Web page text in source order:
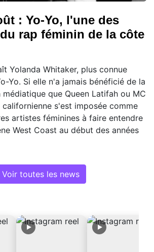
: Yo-Yo, l'une des
rap féminin de la côte
Yolanda Whitaker, plus connue
Yo. Si elle n'a jamais bénéficié de la
que Queen Latifah ou MC
californienne s'est imposée comme
artistes féminines à faire entendre
West Coast au début des années
Voir toutes les news